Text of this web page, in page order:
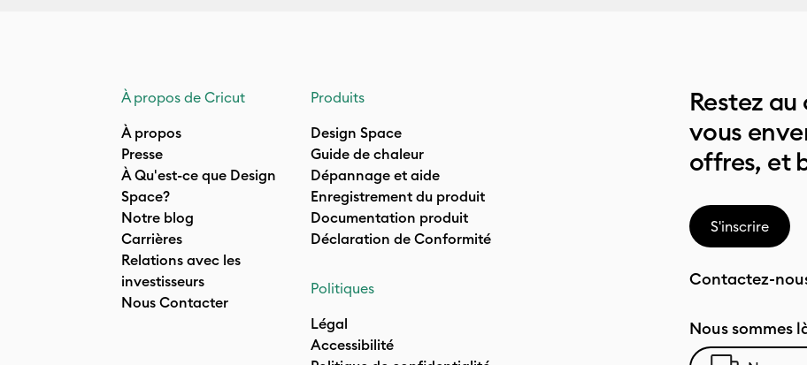
À propos de Cricut
À propos
Presse
À Qu'est-ce que Design
Space?
Notre blog
Carrières
Relations avec les
investisseurs
Nous Contacter
Produits
Design Space
Guide de chaleur
Dépannage et aide
Enregistrement du produit
Documentation produit
Déclaration de Conformité
Politiques
Légal
Accessibilité
Restez
vous
offres, et
S'inscrire
Contactez-
Nous sommes